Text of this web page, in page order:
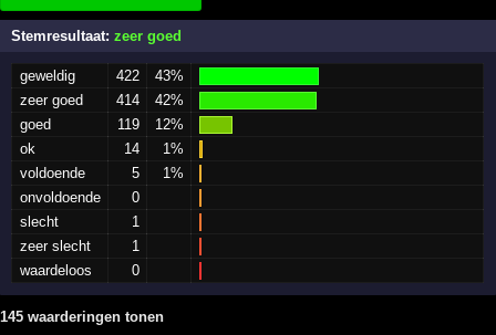
Stemresultaat:zeer goed
geweldig 422
43%
zeer goed
414
42%
goed
119
12%
ok
14
1%
voldoende
5
1%
onvoldoende
0
slecht
1
zeer slecht
1
waardeloos
0
145 waarderingen tonen